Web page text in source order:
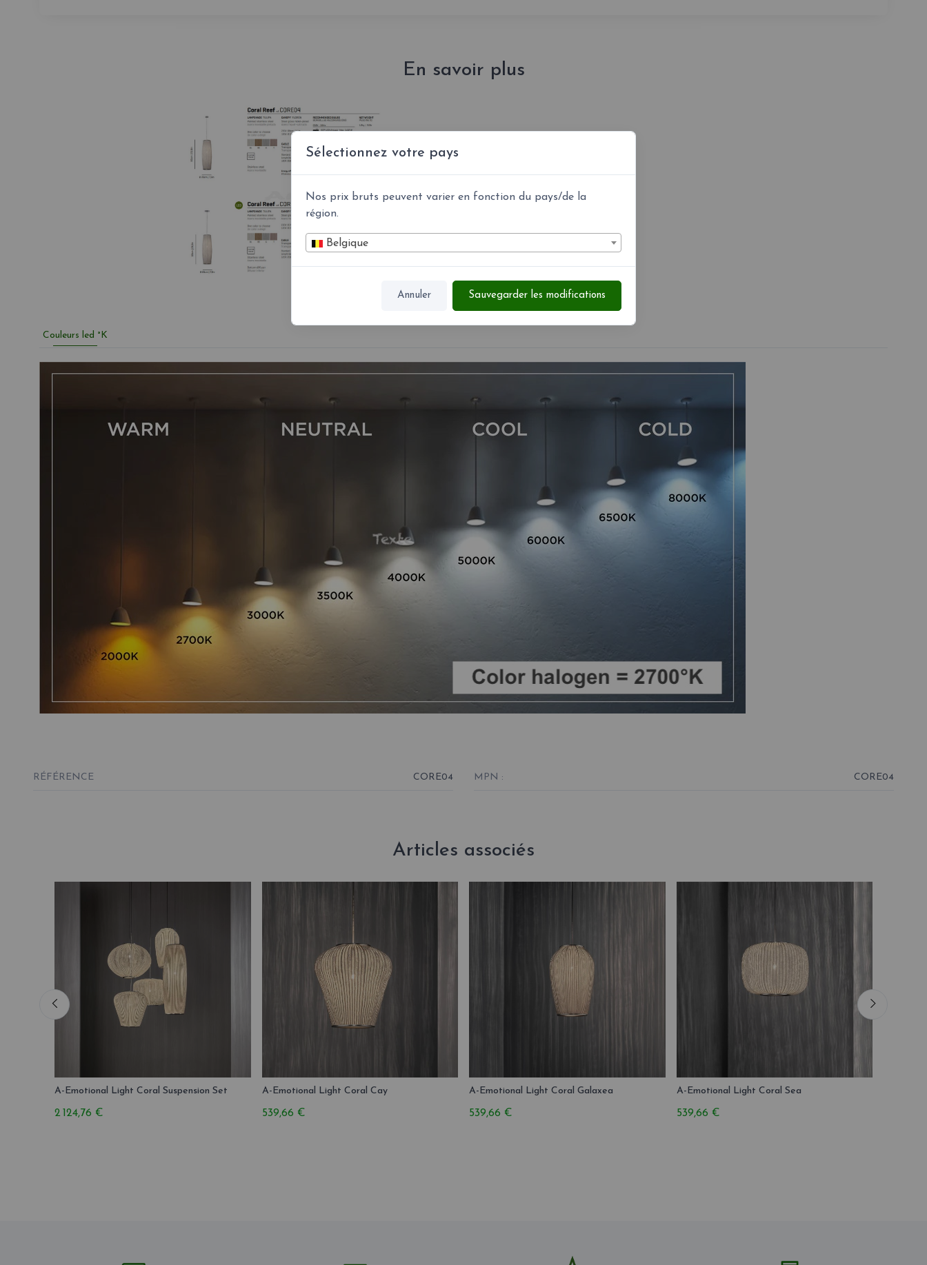
Sélectionnez votre pays
Nos prix bruts peuvent varier en fonction du pays/de la
région.
Belgique
Annuler Sauvegarder les modifications
En savoir plus
Couleurs led °K
RÉFÉRENCE CORE04 MPN : CORE04
Articles associés
A-Emotional Light Coral Suspension Set
2 124,76 €
A-Emotional Light Coral Cay
539,66 €
A-Emotional Light Coral Galaxea
539,66 €
A-Emotional Light Coral Sea
539,66 €